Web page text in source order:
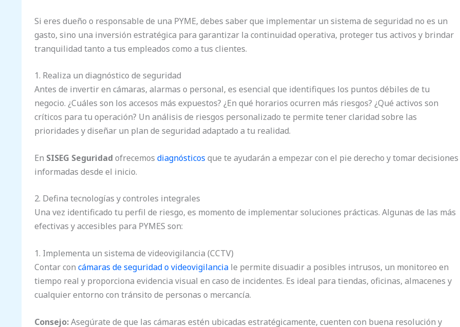
Si eres dueño o responsable de una PYME, debes saber que implementar un sistema de seguridad no es un
gasto, sino una inversión estratégica para garantizar la continuidad operativa, proteger tus activos y brindar
tranquilidad tanto a tus empleados como a tus clientes.
1. Realiza un diagnóstico de seguridad
Antes de invertir en cámaras, alarmas o personal, es esencial que identifiques los puntos débiles de tu
negocio. ¿Cuáles son los accesos más expuestos? ¿En qué horarios ocurren más riesgos? ¿Qué activos son
críticos para tu operación? Un análisis de riesgos personalizado te permite tener claridad sobre las
prioridades y diseñar un plan de seguridad adaptado a tu realidad.
En SISEG Seguridad ofrecemos diagnósticos que te ayudarán a empezar con el pie derecho y tomar decisiones
informadas desde el inicio.
2. Defina tecnologías y controles integrales
Una vez identificado tu perfil de riesgo, es momento de implementar soluciones prácticas. Algunas de las más
efectivas y accesibles para PYMES son:
1. Implementa un sistema de videovigilancia (CCTV)
Contar con cámaras de seguridad o videovigilancia le permite disuadir a posibles intrusos, un monitoreo en
tiempo real y proporciona evidencia visual en caso de incidentes. Es ideal para tiendas, oficinas, almacenes y
cualquier entorno con tránsito de personas o mercancía.
Consejo:Asegúrate de que las cámaras estén ubicadas estratégicamente, cuenten con buena resolución y